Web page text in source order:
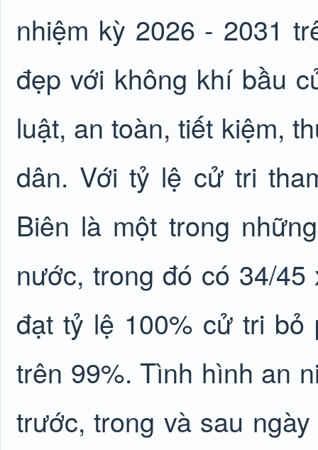
nhiệm kỳ 2026 - 2031
đẹp với không khí bầu
luật, an toàn, tiết kiệm,
dân. Với tỷ lệ cử tri
Biên là một trong
nước, trong đó có 34/
đạt tỷ lệ 100% cử tri bỏ
trên 99%. Tình hình an
trước, trong và sau